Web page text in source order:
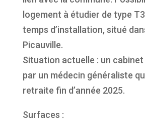
logement à étudier de type
temps d’installation, situé
Picauville.
Situation actuelle : un
par un médecin généraliste
retraite fin d’année 2025.
Surfaces :